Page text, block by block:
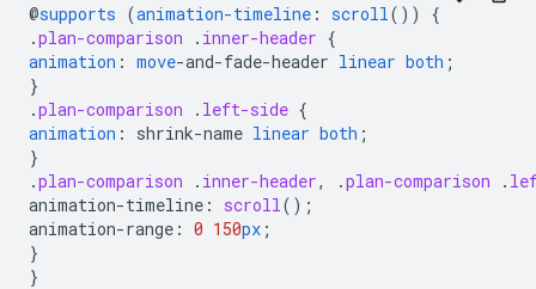
@supports (animation-timeline : scroll())
{
.plan-comparison . inner-header {
animation : move-and-fade-header linear both ;
}
.plan-comparison . left-side {
animation : shrink-name linear both ;
}
.plan-comparison . inner-header, .plan-comparison .
animation-timeline : scroll();
animation-range : 0 150px ;
}
}